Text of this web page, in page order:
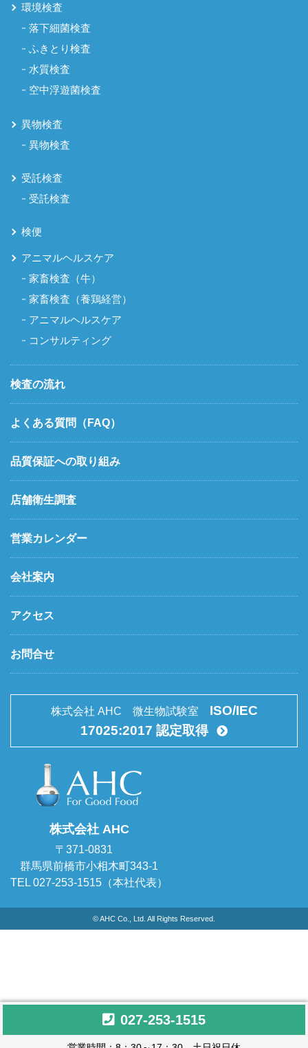
027-253-1515
環境検査
落下細菌検査
ふきとり検査
水質検査
空中浮遊菌検査
異物検査
異物検査
受託検査
受託検査
検便
アニマルヘルスケア
家畜検査（牛）
家畜検査（養鶏経営）
アニマルヘルスケア
コンサルティング
検査の流れ
よくある質問（FAQ）
品質保証への取り組み
店舗衛生調査
営業カレンダー
会社案内
アクセス
お問合せ
株式会社 AHC 微生物試験室 ISO/IEC
17025:2017 認定取得
株式会社 AHC
〒371-0831
群馬県前橋市小相木町343-1
TEL 027-253-1515（本社代表）
© AHC Co., Ltd. All Rights Reserved.